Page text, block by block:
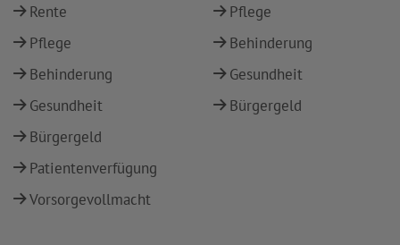
Rente
Pflege
Behinderung
Gesundheit
Bürgergeld
Patientenverfügung
Vorsorgevollmacht
Pflege
Behinderung
Gesundheit
Bürgergeld